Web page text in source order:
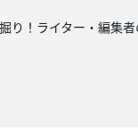
！ライター・編集